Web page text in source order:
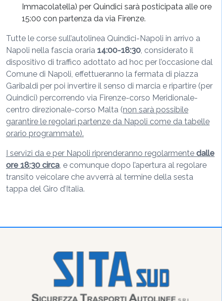
Immacolatella) per Quindici sarà posticipata alle ore
15:00 con partenza da via Firenze.
Tutte le corse sull’autolinea Quindici-Napoli in arrivo a
Napoli nella fascia oraria 14:00-18:30, considerato il
dispositivo di traffico adottato ad hoc per l’occasione dal
Comune di Napoli, effettueranno la fermata di piazza
Garibaldi per poi invertire il senso di marcia e ripartire (per
Quindici) percorrendo via Firenze-corso Meridionale-
centro direzionale-corso Malta (non sarà possibile
garantire le regolari partenze da Napoli come da tabelle
orario programmate).
I servizi da e per Napoli riprenderanno regolarmente dalle
ore 18:30 circa, e comunque dopo l’apertura al regolare
transito veicolare che avverrà al termine della sesta
tappa del Giro d’Italia.